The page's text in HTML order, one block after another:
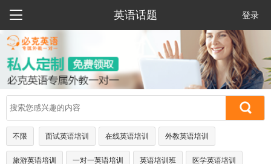
 英语话题 登录
不限 面试英语培训 在线英语培训 外教英语培训
旅游英语培训 一对一英语培训 英语培训班 医学英语培训